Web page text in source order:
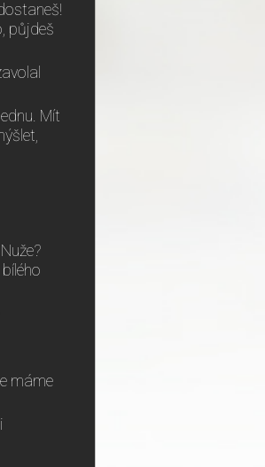
půjdeš
Mít
máme